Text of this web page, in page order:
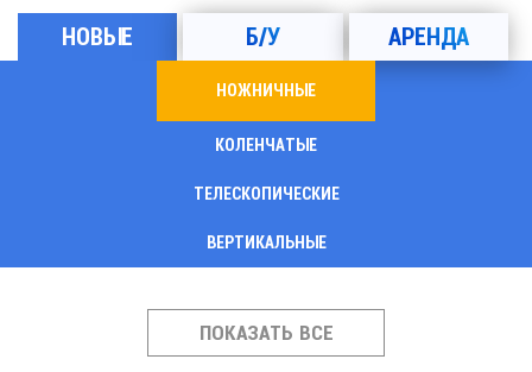
НОВЫЕ Б/У АРЕНДА
НОЖНИЧНЫЕ
КОЛЕНЧАТЫЕ
ТЕЛЕСКОПИЧЕСКИЕ
ВЕРТИКАЛЬНЫЕ
ПОКАЗАТЬ ВСЕ